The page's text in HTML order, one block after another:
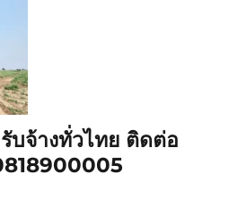
บจ้างทั่วไทย ติดต่อ